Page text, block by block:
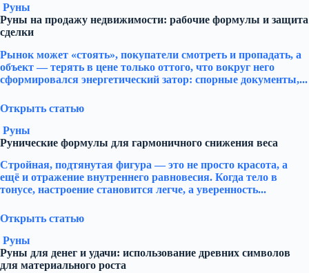
Руны
Руны на продажу недвижимости: рабочие формулы и защита
сделки
Рынок может «стоять», покупатели смотреть и пропадать, а
объект — терять в цене только оттого, что вокруг него
сформировался энергетический затор: спорные документы,...
Открыть статью
Руны
Рунические формулы для гармоничного снижения веса
Стройная, подтянутая фигура — это не просто красота, а
ещё и отражение внутреннего равновесия. Когда тело в
тонусе, настроение становится легче, а уверенность...
Открыть статью
Руны
Руны для денег и удачи: использование древних символов
для материального роста